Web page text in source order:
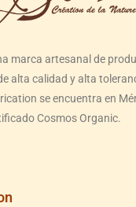
marca artesanal de
alta calidad y alta
se encuentra en
Cosmos Organic.